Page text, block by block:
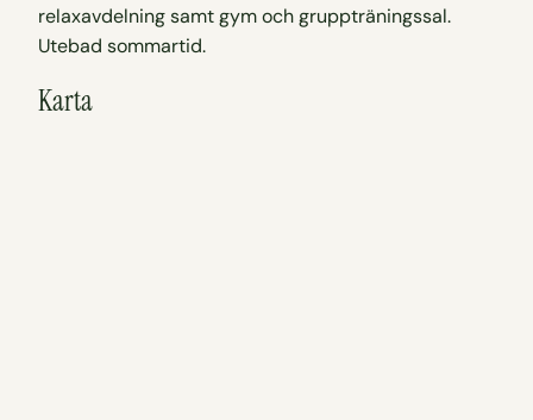
relaxavdelning samt gym och gruppträningssal.
Utebad sommartid.
Karta